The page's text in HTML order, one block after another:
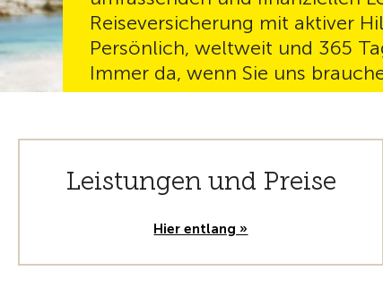
Reiseversicherung mit aktiver
Persönlich, weltweit und 365
Immer da, wenn Sie uns
Leistungen und Preise
Hier entlang »